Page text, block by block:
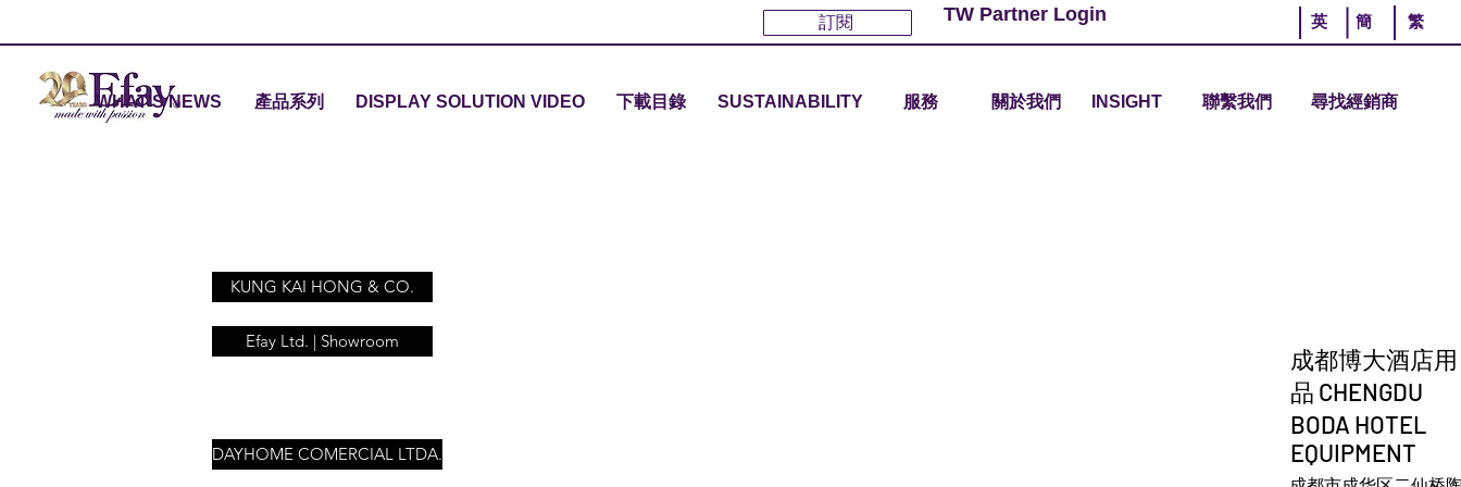
訂閱 TW Partner Login 英 簡 繁
WHAT'S NEWS 產品系列 DISPLAY SOLUTION VIDEO 下載目錄 SUSTAINABILITY 服務 關於我們 INSIGHT 聯繫我們 尋找經銷商
KUNG KAI HONG & CO.
Efay Ltd. | Showroom
DAYHOME COMERCIAL LTDA.
成都博大酒店用
品 CHENGDU
BODA HOTEL
EQUIPMENT